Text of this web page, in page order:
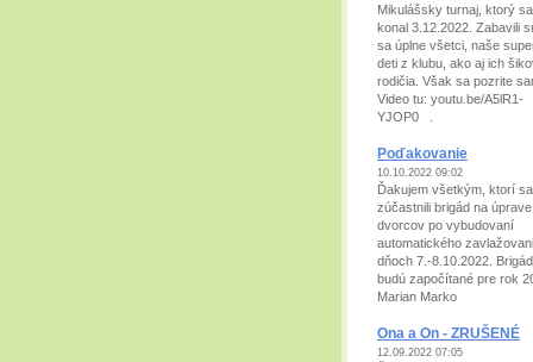
Mikulášsky turnaj, ktorý sa
konal 3.12.2022. Zabavili
sa úplne všetci, naše
deti z klubu, ako aj ich
rodičia. Však sa pozrite
Video tu: youtu.be/A5lR1-
YJOP0 .
Poďakovanie
10.10.2022 09:02
Ďakujem všetkým, ktorí sa
zúčastnili brigád na úprave
dvorcov po vybudovaní
automatického
dňoch 7.-8.10.2022.
budú započítané pre rok
Marian Marko
Ona a On - ZRUŠENÉ
12.09.2022 07:05